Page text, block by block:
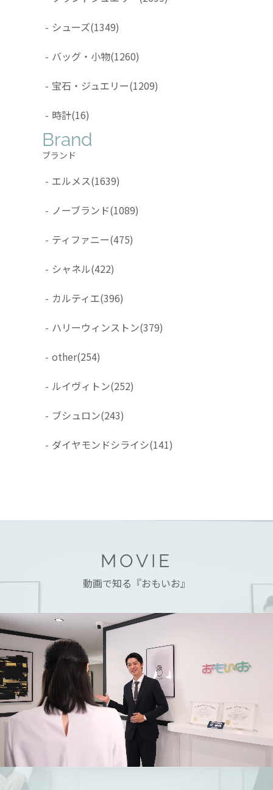
- シューズ(1349)
- バッグ・小物(1260)
- 宝石・ジュエリー(1209)
- 時計(16)
Brand
ブランド
- エルメス(1639)
- ノーブランド(1089)
- ティファニー(475)
- シャネル(422)
- カルティエ(396)
- ハリーウィンストン(379)
- other(254)
- ルイヴィトン(252)
- ブシュロン(243)
- ダイヤモンドシライシ(141)
MOVIE
動画で知る『おもいお』